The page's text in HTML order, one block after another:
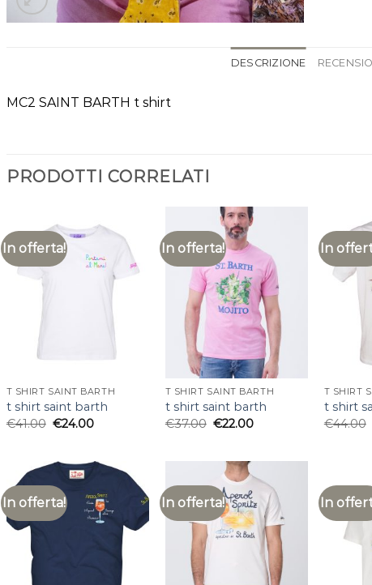
DESCRIZIONE
MC2 SAINT BARTH t shirt
PRODOTTI CORRELATI
In offerta!
T SHIRT SAINT BARTH
t shirt saint barth
€41.00 €24.00
In offerta!
T SHIRT SAINT BARTH
t shirt saint barth
€37.00 €22.00
In
T SHIRT
t shirt
€44.00
In offerta! In offerta! In